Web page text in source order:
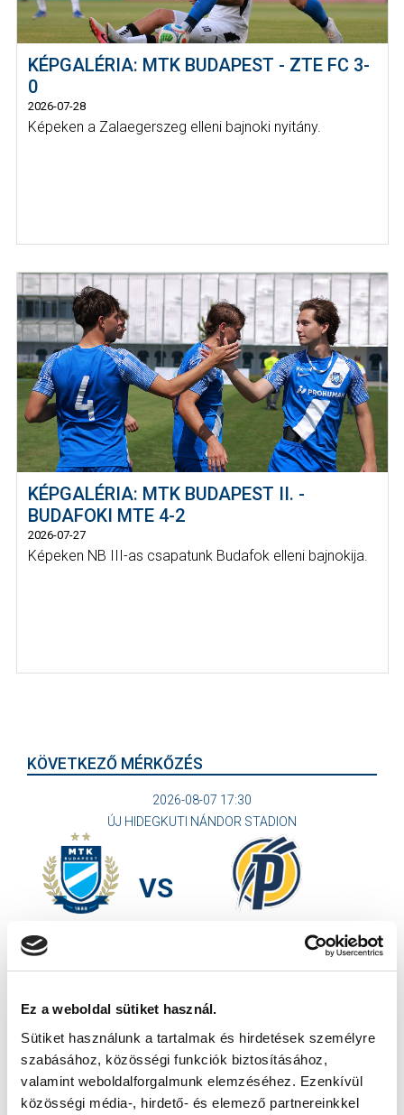
Ez a weboldal sütiket használ.
Sütiket használunk a tartalmak és hirdetések személyre
szabásához, közösségi funkciók biztosításához,
valamint weboldalforgalmunk elemzéséhez. Ezenkívül
közösségi média-, hirdető- és elemező partnereinkkel
KÉPGALÉRIA: MTK BUDAPEST - ZTE FC 3-
0
2026-07-28
Képeken a Zalaegerszeg elleni bajnoki nyitány.
KÉPGALÉRIA: MTK BUDAPEST II. -
BUDAFOKI MTE 4-2
2026-07-27
Képeken NB III-as csapatunk Budafok elleni bajnokija.
KÖVETKEZŐ MÉRKŐZÉS
2026-08-07 17:30
ÚJ HIDEGKUTI NÁNDOR STADION
MTK BUDAPEST
VS
PUSKÁS AKADÉMIA FC
Ne maradjon le egy eseményről sem! Iratkozzon fel ingyenes
hírlevelünkre: